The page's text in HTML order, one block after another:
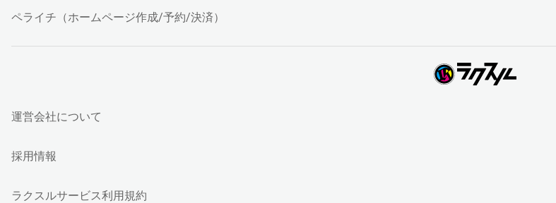
ペライチ（ホームページ作成/予約/決済）
運営会社について
採用情報
ラクスルサービス利用規約